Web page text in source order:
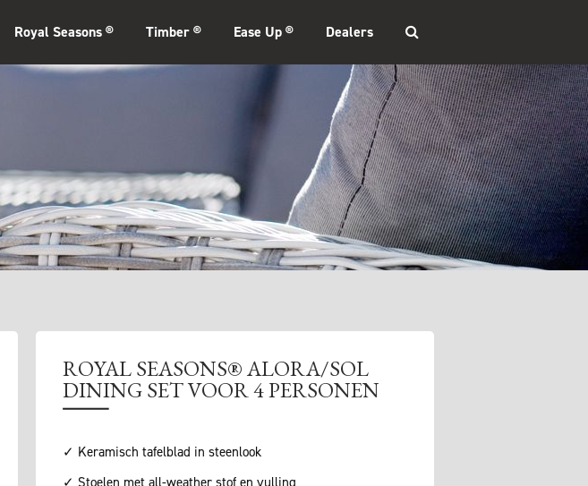
Royal Seasons ® Timber ® Ease Up ® Dealers
ROYAL SEASONS® ALORA/SOL
DINING SET VOOR 4 PERSONEN
✓ Keramisch tafelblad in steenlook
✓ Stoelen met all-weather stof en vulling